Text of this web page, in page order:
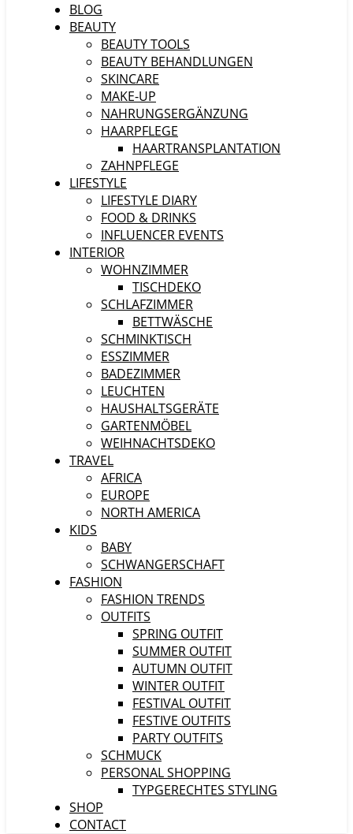
BLOG
BEAUTY
BEAUTY TOOLS
BEAUTY BEHANDLUNGEN
SKINCARE
MAKE-UP
NAHRUNGSERGÄNZUNG
HAARPFLEGE
HAARTRANSPLANTATION
ZAHNPFLEGE
LIFESTYLE
LIFESTYLE DIARY
FOOD & DRINKS
INFLUENCER EVENTS
INTERIOR
WOHNZIMMER
TISCHDEKO
SCHLAFZIMMER
BETTWÄSCHE
SCHMINKTISCH
ESSZIMMER
BADEZIMMER
LEUCHTEN
HAUSHALTSGERÄTE
GARTENMÖBEL
WEIHNACHTSDEKO
TRAVEL
AFRICA
EUROPE
NORTH AMERICA
KIDS
BABY
SCHWANGERSCHAFT
FASHION
FASHION TRENDS
OUTFITS
SPRING OUTFIT
SUMMER OUTFIT
AUTUMN OUTFIT
WINTER OUTFIT
FESTIVAL OUTFIT
FESTIVE OUTFITS
PARTY OUTFITS
SCHMUCK
PERSONAL SHOPPING
TYPGERECHTES STYLING
SHOP
CONTACT